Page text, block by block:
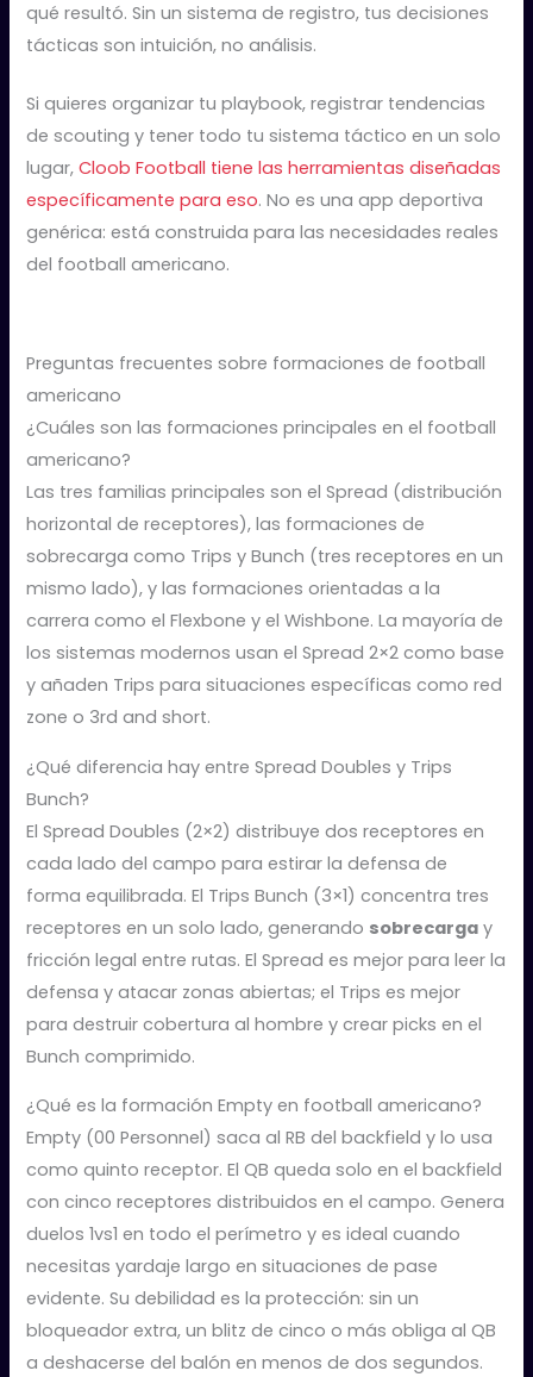
qué resultó. Sin un sistema de registro, tus decisiones
tácticas son intuición, no análisis.
Si quieres organizar tu playbook, registrar tendencias
de scouting y tener todo tu sistema táctico en un solo
lugar,Cloob Football tiene las herramientas diseñadas
específicamente para eso. No es una app deportiva
genérica: está construida para las necesidades reales
del football americano.
Preguntas frecuentes sobre formaciones de football
americano
¿Cuáles son las formaciones principales en el football
americano?
Las tres familias principales son el Spread (distribución
horizontal de receptores), las formaciones de
sobrecarga como Trips y Bunch (tres receptores en un
mismo lado), y las formaciones orientadas a la
carrera como el Flexbone y el Wishbone. La mayoría de
los sistemas modernos usan el Spread 2×2 como base
y añaden Trips para situaciones específicas como red
zone o 3rd and short.
¿Qué diferencia hay entre Spread Doubles y Trips
Bunch?
El Spread Doubles (2×2) distribuye dos receptores en
cada lado del campo para estirar la defensa de
forma equilibrada. El Trips Bunch (3×1) concentra tres
receptores en un solo lado, generando sobrecarga y
fricción legal entre rutas. El Spread es mejor para leer la
defensa y atacar zonas abiertas; el Trips es mejor
para destruir cobertura al hombre y crear picks en el
Bunch comprimido.
¿Qué es la formación Empty en football americano?
Empty (00 Personnel) saca al RB del backfield y lo usa
como quinto receptor. El QB queda solo en el backfield
con cinco receptores distribuidos en el campo. Genera
duelos 1vs1 en todo el perímetro y es ideal cuando
necesitas yardaje largo en situaciones de pase
evidente. Su debilidad es la protección: sin un
bloqueador extra, un blitz de cinco o más obliga al QB
a deshacerse del balón en menos de dos segundos.